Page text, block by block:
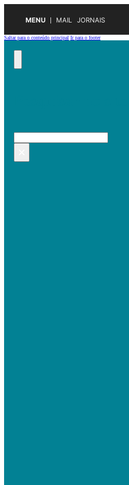
MENU MAIL JORNAIS
Saltar para o conteúdo principal Ir para o footer
Pesquisar